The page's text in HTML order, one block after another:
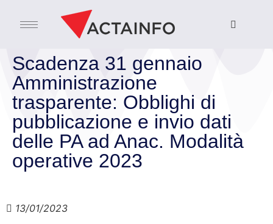
Scadenza 31 gennaio
Amministrazione
trasparente: Obblighi di
pubblicazione e invio dati
delle PA ad Anac. Modalità
operative 2023
13/01/2023